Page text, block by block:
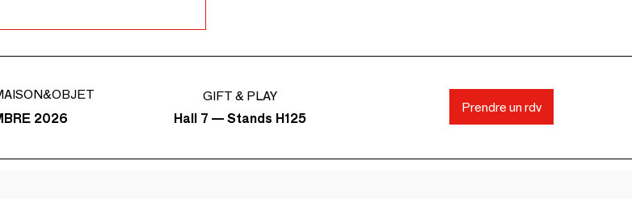
2026
GIFT & PLAY
Hall 7 — Stands H125
Prendre un rdv